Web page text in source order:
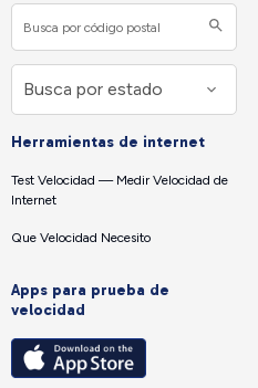
Herramientas de internet
Test Velocidad — Medir Velocidad de
Internet
Que Velocidad Necesito
Apps para prueba de
velocidad